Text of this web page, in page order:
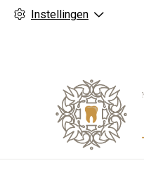
Instellingen